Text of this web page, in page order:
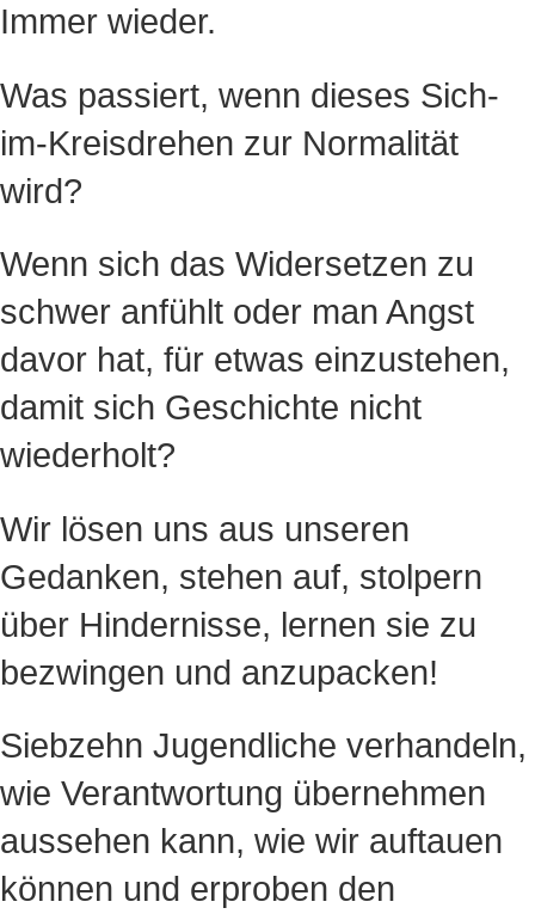
Immer wieder.
Was passiert, wenn dieses Sich-
im-Kreisdrehen zur Normalität
wird?
Wenn sich das Widersetzen zu
schwer anfühlt oder man Angst
davor hat, für etwas einzustehen,
damit sich Geschichte nicht
wiederholt?
Wir lösen uns aus unseren
Gedanken, stehen auf, stolpern
über Hindernisse, lernen sie zu
bezwingen und anzupacken!
Siebzehn Jugendliche verhandeln,
wie Verantwortung übernehmen
aussehen kann, wie wir auftauen
können und erproben den